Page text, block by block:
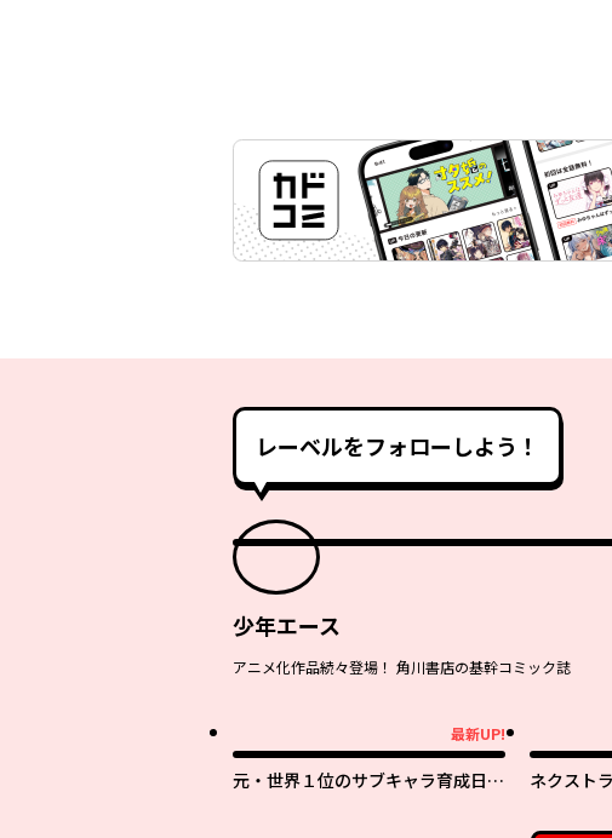
レーベルをフォローしよう！
少年エース
アニメ化作品続々登場！ 角川書店の基幹コミック誌
最新UP!
元・世界１位のサブキャラ育成日記
ネクスト